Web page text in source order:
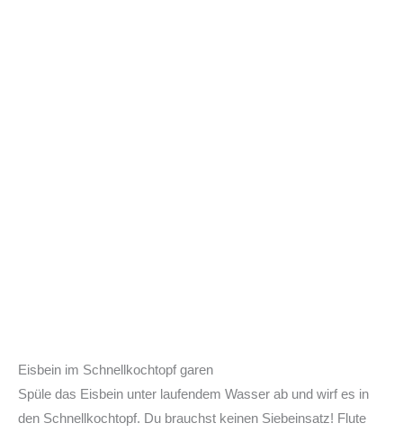
Eisbein im Schnellkochtopf garen
Spüle das Eisbein unter laufendem Wasser ab und wirf es in
den Schnellkochtopf. Du brauchst keinen Siebeinsatz! Flute